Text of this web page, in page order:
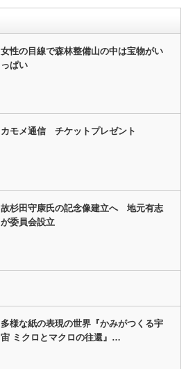
女性の目線で森林整備山の中は宝物がい
っぱい
カモメ通信 チケットプレゼント
故杉田守康氏の記念像建立へ 地元有志
が委員会設立
多様な紙の表現の世界『かみがつくる宇
宙 ミクロとマクロの往還』…